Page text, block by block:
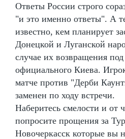
Ответы России строго
"и это именно ответы". А
известно, кем планирует
Донецкой и Луганской
случае их возвращения
официального Киева.
матче против "Дерби
заменен по ходу встречи.
Наберитесь смелости и от
попросите прощения за
Новочеркасск которые вы